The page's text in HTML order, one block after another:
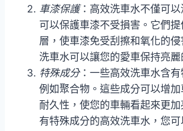
車漆保護：高效洗車水不僅可
可以保護車漆不受損害。它們
層，使車漆免受刮擦和氧化的
洗車水可以讓您的愛車保持亮麗
特殊成分：一些高效洗車水含有
例如聚合物。這些成分可以增加
耐久性，使您的車輛看起來更
有特殊成分的高效洗車水，您